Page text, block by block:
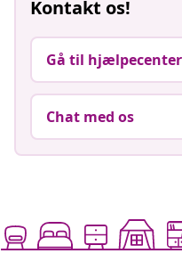
Kontakt os!
Gå til
Chat med os